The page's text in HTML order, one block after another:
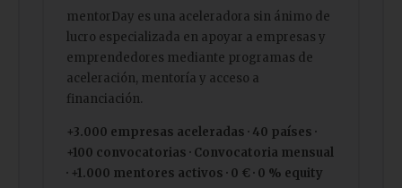
mentorDay es una aceleradora sin ánimo de
lucro especializada en apoyar a empresas y
emprendedores mediante programas de
aceleración, mentoría y acceso a
financiación.
+3.000 empresas aceleradas · 40 países ·
+100 convocatorias · Convocatoria mensual
· +1.000 mentores activos · 0 € · 0 % equity